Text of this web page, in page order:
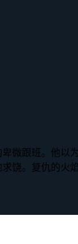
微跟班。他以
饶。复仇的火